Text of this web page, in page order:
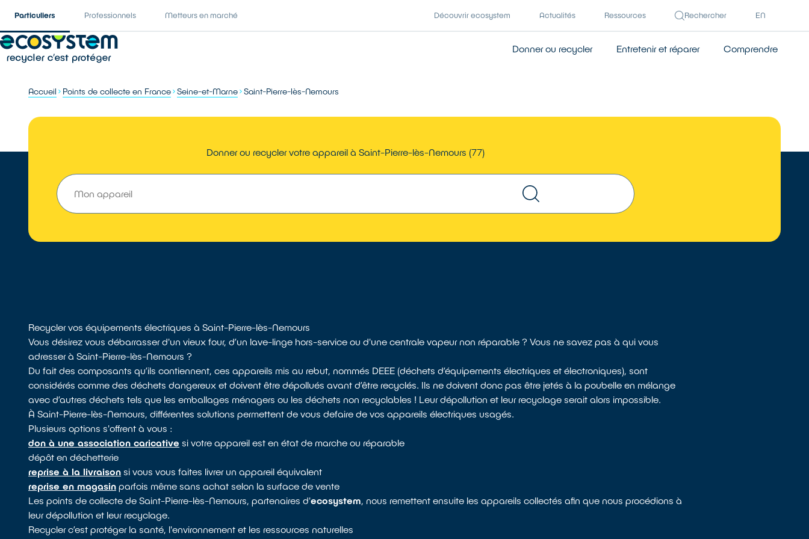
Particuliers Professionnels Metteurs en marché Découvrir ecosystem Actualités Ressources Rechercher EN
Donner ou recycler Entretenir et réparer Comprendre
Accueil Points de collecte en France Seine-et-Marne Saint-Pierre-lès-Nemours
Donner ou recycler votre appareil à Saint-Pierre-lès-Nemours (77)
Recycler vos équipements électriques à Saint-Pierre-lès-Nemours
Vous désirez vous débarrasser d'un vieux four, d’un lave-linge hors-service ou d'une centrale vapeur non réparable ? Vous ne savez pas à qui vous
adresser à Saint-Pierre-lès-Nemours ?
Du fait des composants qu’ils contiennent, ces appareils mis au rebut, nommés DEEE (déchets d’équipements électriques et électroniques), sont
considérés comme des déchets dangereux et doivent être dépollués avant d’être recyclés. Ils ne doivent donc pas être jetés à la poubelle en mélange
avec d’autres déchets tels que les emballages ménagers ou les déchets non recyclables ! Leur dépollution et leur recyclage serait alors impossible.
À Saint-Pierre-lès-Nemours, différentes solutions permettent de vous defaire de vos appareils électriques usagés.
Plusieurs options s'offrent à vous :
don à une association caricative si votre appareil est en état de marche ou réparable
dépôt en déchetterie
reprise à la livraison si vous vous faites livrer un appareil équivalent
reprise en magasin parfois même sans achat selon la surface de vente
Les points de collecte de Saint-Pierre-lès-Nemours, partenaires d'ecosystem, nous remettent ensuite les appareils collectés afin que nous procédions à
leur dépollution et leur recyclage.
Recycler c’est protéger la santé, l'environnement et les ressources naturelles